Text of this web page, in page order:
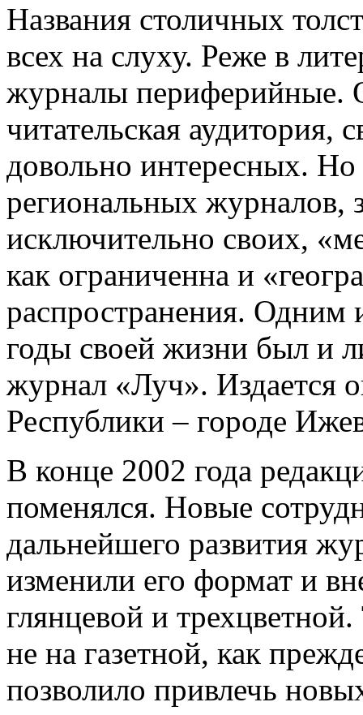
Названия столичных
всех на слуху. Реже в
журналы периферийные.
читательская аудитория,
довольно интересных. Но
региональных
исключительно своих,
как ограниченна и
распространения. Одним
годы своей жизни был и
журнал «Луч». Издается
Республики – городе
В конце 2002 года
поменялся. Новые
дальнейшего развития
изменили его формат и
глянцевой и трехцветной.
не на газетной, как
позволило привлечь